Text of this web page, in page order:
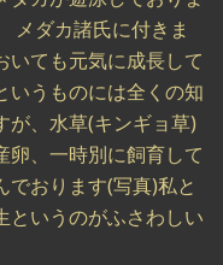
メダカ諸氏に付きま
いても元気に成長して
いうものには全くの知
が、水草(キンギョ草)
卵、一時別に飼育して
おります(写真)私と
というのがふさわしい